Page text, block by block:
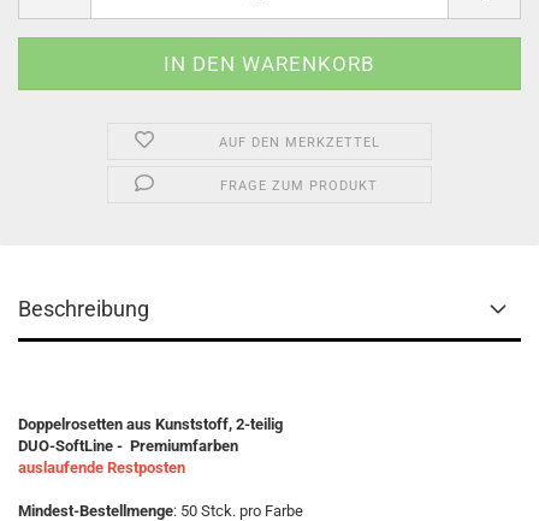
AUF DEN MERKZETTEL
FRAGE ZUM PRODUKT
Beschreibung
Doppelrosetten aus Kunststoff, 2-teilig
DUO-SoftLine - Premiumfarben
auslaufende Restposten
Mindest-Bestellmenge: 50 Stck. pro Farbe